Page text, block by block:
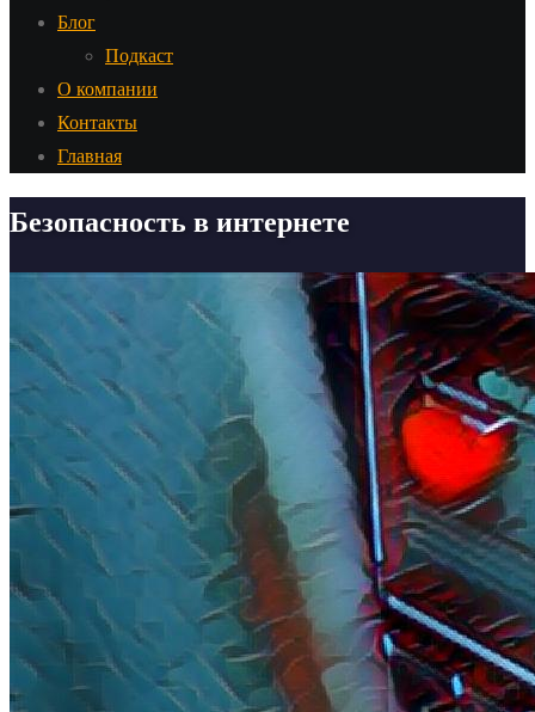
Блог
Подкаст
О компании
Контакты
Главная
Безопасность в интернете